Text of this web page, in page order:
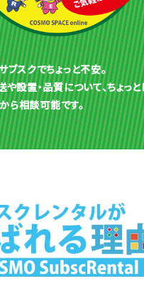
ブスクでちょっと不安。
や設置・品質について、ちょっ
ら相談可能です。